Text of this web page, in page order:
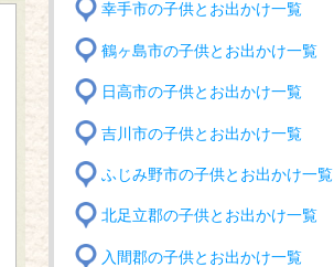
幸手市の子供とお出かけ一覧
鶴ヶ島市の子供とお出かけ一覧
日高市の子供とお出かけ一覧
吉川市の子供とお出かけ一覧
ふじみ野市の子供とお出かけ一覧
北足立郡の子供とお出かけ一覧
入間郡の子供とお出かけ一覧